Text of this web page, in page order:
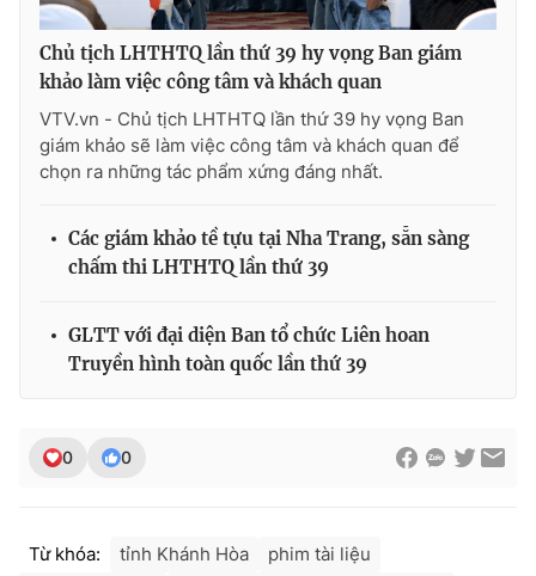
Ðiện thoại Thời báo VTV:024.66 897 897
Email:toasoan@vtv.vn
Liên hệ quảng cáo:024-7300.7108
thông tin từ website này.
Chủ tịch LHTHTQ lần thứ 39 hy vọng Ban giám
khảo làm việc công tâm và khách quan
VTV.vn - Chủ tịch LHTHTQ lần thứ 39 hy vọng Ban
giám khảo sẽ làm việc công tâm và khách quan để
chọn ra những tác phẩm xứng đáng nhất.
Các giám khảo tề tựu tại Nha Trang, sẵn sàng
chấm thi LHTHTQ lần thứ 39
GLTT với đại diện Ban tổ chức Liên hoan
Truyền hình toàn quốc lần thứ 39
0 0
Từ khóa: tỉnh Khánh Hòa
phim tài liệu